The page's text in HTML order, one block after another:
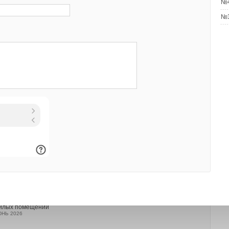
операционные и стерильные помещения в
в фармацевтической области и в сфере по
от протечек 2026
2026
информационных потоков и типов вычислительных
помещений
2026